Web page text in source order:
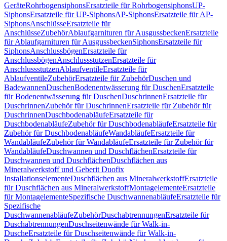
GeräteRohrbogensiphonsErsatzteile für RohrbogensiphonsUP-
SiphonsErsatzteile für UP-SiphonsAP-SiphonsErsatzteile für AP-
SiphonsAnschlüsseErsatzteile für
AnschlüsseZubehörAblaufgarnituren für AusgussbeckenErsatzteile
für Ablaufgarnituren für AusgussbeckenSiphonsErsatzteile für
SiphonsAnschlussbögenErsatzteile für
AnschlussbögenAnschlussstutzenErsatzteile für
AnschlussstutzenAblaufventileErsatzteile für
AblaufventileZubehörErsatzteile für ZubehörDuschen und
BadewannenDuschenBodenentwässerung für DuschenErsatzteile
für Bodenentwässerung für DuschenDuschrinnenErsatzteile für
DuschrinnenZubehör für DuschrinnenErsatzteile für Zubehör für
DuschrinnenDuschbodenabläufeErsatzteile für
DuschbodenabläufeZubehör für DuschbodenabläufeErsatzteile für
Zubehör für DuschbodenabläufeWandabläufeErsatzteile für
WandabläufeZubehör für WandabläufeErsatzteile für Zubehör für
WandabläufeDuschwannen und DuschflächenErsatzteile für
Duschwannen und DuschflächenDuschflächen aus
Mineralwerkstoff und Geberit Duofix
InstallationselementeDuschflächen aus MineralwerkstoffErsatzteile
für Duschflächen aus MineralwerkstoffMontagelementeErsatzteile
für MontagelementeSpezifische DuschwannenabläufeErsatzteile für
Spezifische
DuschwannenabläufeZubehörDuschabtrennungenErsatzteile für
DuschabtrennungenDuschseitenwände für Walk-in-
DuscheErsatzteile für Duschseitenwände für Walk-in-